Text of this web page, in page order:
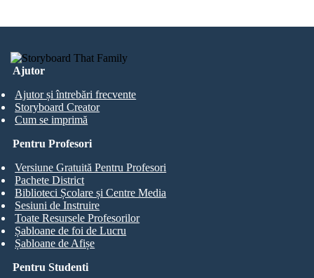
Ajutor
Ajutor și întrebări frecvente
Storyboard Creator
Cum se imprimă
Pentru Studenti
Pentru Profesori
Versiune Gratuită Pentru Profesori
Pachete District
Biblioteci Școlare și Centre Media
Sesiuni de Instruire
Toate Resursele Profesorilor
Șabloane de foi de Lucru
Șabloane de Afișe